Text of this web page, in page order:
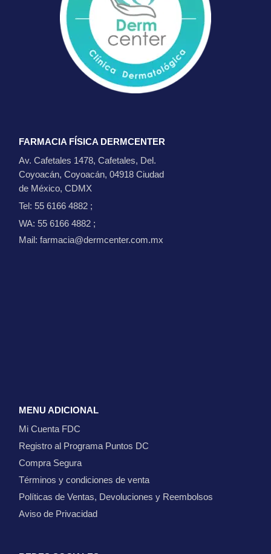
FARMACIA FÍSICA DERMCENTER
Av. Cafetales 1478, Cafetales, Del.
Coyoacán, Coyoacán, 04918 Ciudad
de México, CDMX
Tel: 55 6166 4882 ;
WA: 55 6166 4882 ;
Mail: farmacia@dermcenter.com.mx
MENU ADICIONAL
Mi Cuenta FDC
Registro al Programa Puntos DC
Compra Segura
Términos y condiciones de venta
Políticas de Ventas, Devoluciones y Reembolsos
Aviso de Privacidad